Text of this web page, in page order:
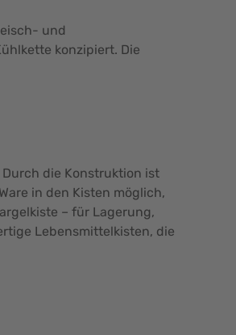
und
konzipiert. Die
die Konstruktion ist
in den Kisten möglich,
– für Lagerung,
Lebensmittelkisten, die